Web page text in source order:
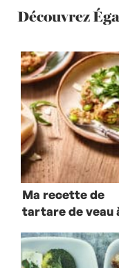
Découvrez
Ma recette de
tartare de veau